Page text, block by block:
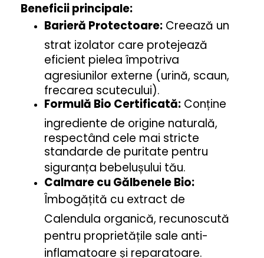
Beneficii principale:
Barieră Protectoare: Creează un
strat izolator care protejează
eficient pielea împotriva
agresiunilor externe (urină, scaun,
frecarea scutecului).
Formulă Bio Certificată: Conține
ingrediente de origine naturală,
respectând cele mai stricte
standarde de puritate pentru
siguranța bebelușului tău.
Calmare cu Gălbenele Bio:
Îmbogățită cu extract de
Calendula organică, recunoscută
pentru proprietățile sale anti-
inflamatoare și reparatoare.